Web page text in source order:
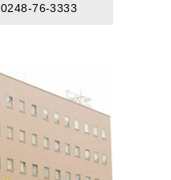
0248-76-3333